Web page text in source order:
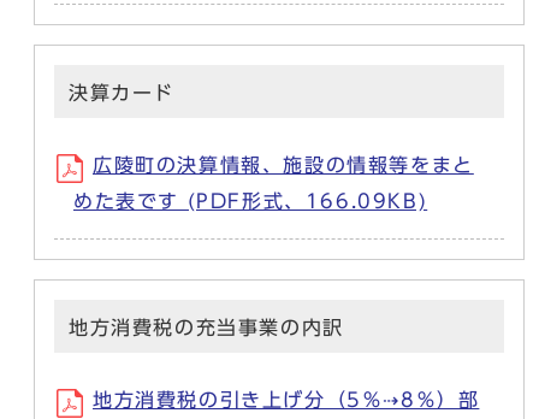
決算カード
広陵町の決算情報、施設の情報等をまと
めた表です (PDF形式、166.09KB)
地方消費税の充当事業の内訳
地方消費税の引き上げ分（5％⇢8％）部